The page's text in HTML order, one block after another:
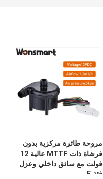
مروحة طائرة مركزية بدون
فرشاة ذات MTTF عالية 12
فولت مع سائق داخلي وعزل
فئة F